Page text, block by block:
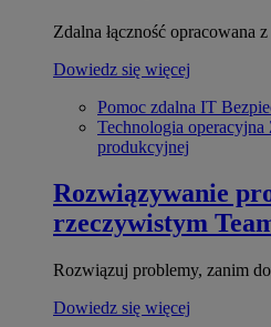
Zdalna łączność opracowana
Dowiedz się więcej
Pomoc zdalna IT
Technologia operacyjna
produkcyjnej
Rozwiązywanie
rzeczywistym
Rozwiązuj problemy, zanim
Dowiedz się więcej